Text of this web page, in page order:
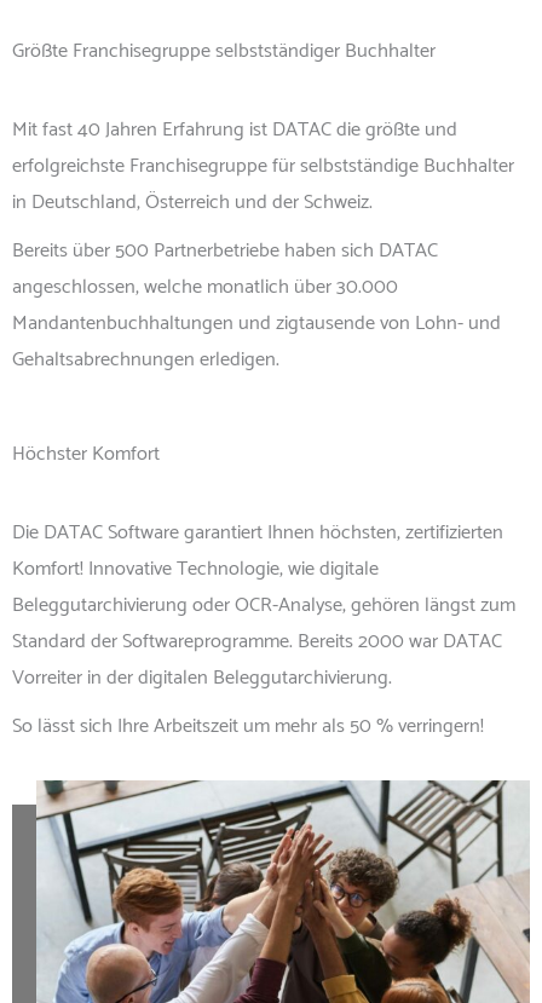
Größte Franchisegruppe selbstständiger Buchhalter
Mit fast 40 Jahren Erfahrung ist DATAC die größte und
erfolgreichste Franchisegruppe für selbstständige Buchhalter
in Deutschland, Österreich und der Schweiz.
Bereits über 500 Partnerbetriebe haben sich DATAC
angeschlossen, welche monatlich über 30.000
Mandantenbuchhaltungen und zigtausende von Lohn- und
Gehaltsabrechnungen erledigen.
Höchster Komfort
Die DATAC Software garantiert Ihnen höchsten, zertifizierten
Komfort! Innovative Technologie, wie digitale
Beleggutarchivierung oder OCR-Analyse, gehören längst zum
Standard der Softwareprogramme. Bereits 2000 war DATAC
Vorreiter in der digitalen Beleggutarchivierung.
So lässt sich Ihre Arbeitszeit um mehr als 50 % verringern!